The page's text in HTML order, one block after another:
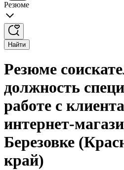
Резюме
Найти
Резюме
должность
работе с
интернет-
Березовке
край)